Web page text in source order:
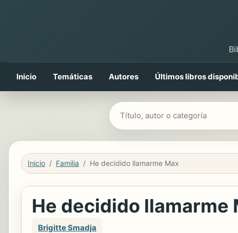
Inicio Temáticas Autores Últimos libros
Buscar libros
Inicio Familia He decidido llamarme Max
He decidido llamarme
Brigitte Smadja